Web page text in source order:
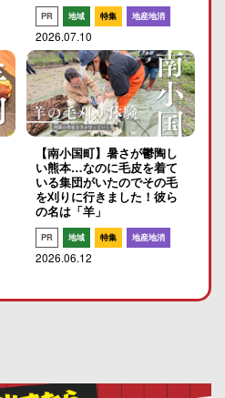
PR 地域 特集 地産地消
2026.07.10
【南小国町】暑さが鬱陶し
い熊本…なのに毛皮を着て
いる集団がいたのでその毛
を刈りに行きました！彼ら
の名は「羊」
PR 地域 特集 地産地消
2026.06.12